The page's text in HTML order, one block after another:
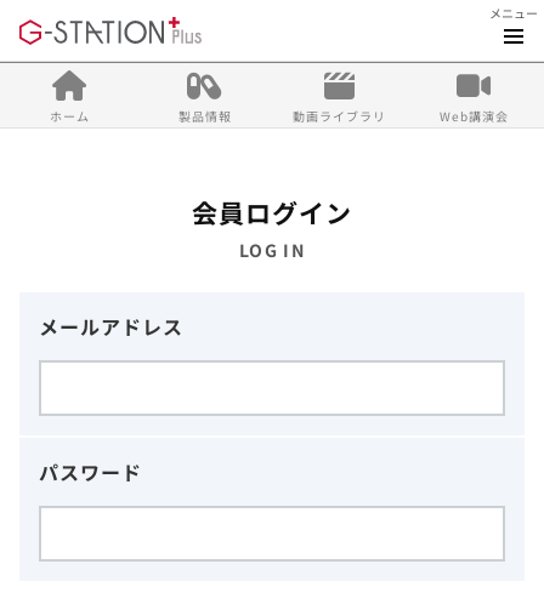
メニュー
ホーム 製品情報 動画ライブラリ Web講演会
会員ログイン
LOG IN
メールアドレス
パスワード